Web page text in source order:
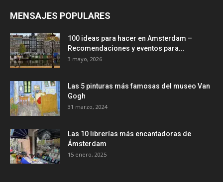
MENSAJES POPULARES
100 ideas para hacer en Amsterdam –
Recomendaciones y eventos para...
3 mayo, 2026
Las 5 pinturas más famosas del museo Van
Gogh
31 marzo, 2024
Las 10 librerías más encantadoras de
Ámsterdam
15 enero, 2025